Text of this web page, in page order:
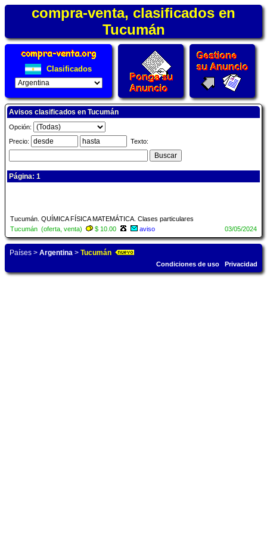
compra-venta, clasificados en
Tucumán
Clasificados
Avisos clasificados en Tucumán
Opción:
Precio:
Texto:
Página: 1
Tucumán. QUÍMICA FÍSICA MATEMÁTICA. Clases particulares
Tucumán (oferta, venta)
$ 10.00 aviso 03/05/2024
Países > Argentina > Tucumán
Condiciones de uso Privacidad